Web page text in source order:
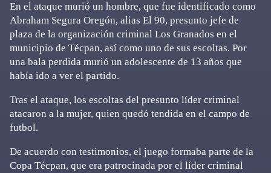
En el ataque murió un hombre, que fue identificado como
Abraham Segura Oregón, alias El 90, presunto jefe de
plaza de la organización criminal Los Granados en el
municipio de Técpan, así como uno de sus escoltas. Por
una bala perdida murió un adolescente de 13 años que
había ido a ver el partido.
Tras el ataque, los escoltas del presunto líder criminal
atacaron a la mujer, quien quedó tendida en el campo de
futbol.
De acuerdo con testimonios, el juego formaba parte de la
Copa Técpan, que era patrocinada por el líder criminal